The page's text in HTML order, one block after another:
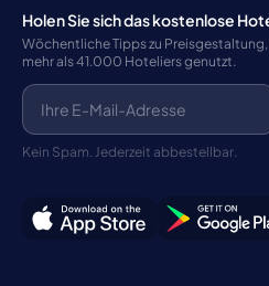
Holen Sie sich das kostenlose
Wöchentliche Tipps zu
mehr als 41.000 Hoteliers genutzt.
Kein Spam. Jederzeit abbestellbar.